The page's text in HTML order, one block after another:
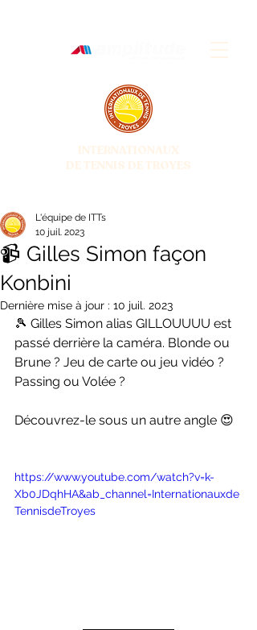
INTERNATIONAUX
DE TENNIS DE TROYES
📹 Gilles Simon façon
Konbini
L'équipe de ITTs
10 juil. 2023
Dernière mise à jour : 10 juil. 2023
🎾 Gilles Simon alias GILLOUUUU est
passé derrière la caméra. Blonde ou
Brune ? Jeu de carte ou jeu vidéo ?
Passing ou Volée ?
Découvrez-le sous un autre angle 😍
https://www.youtube.com/watch?v=k-
Xb0JDqhHA&ab_channel=Internationauxde
TennisdeTroyes